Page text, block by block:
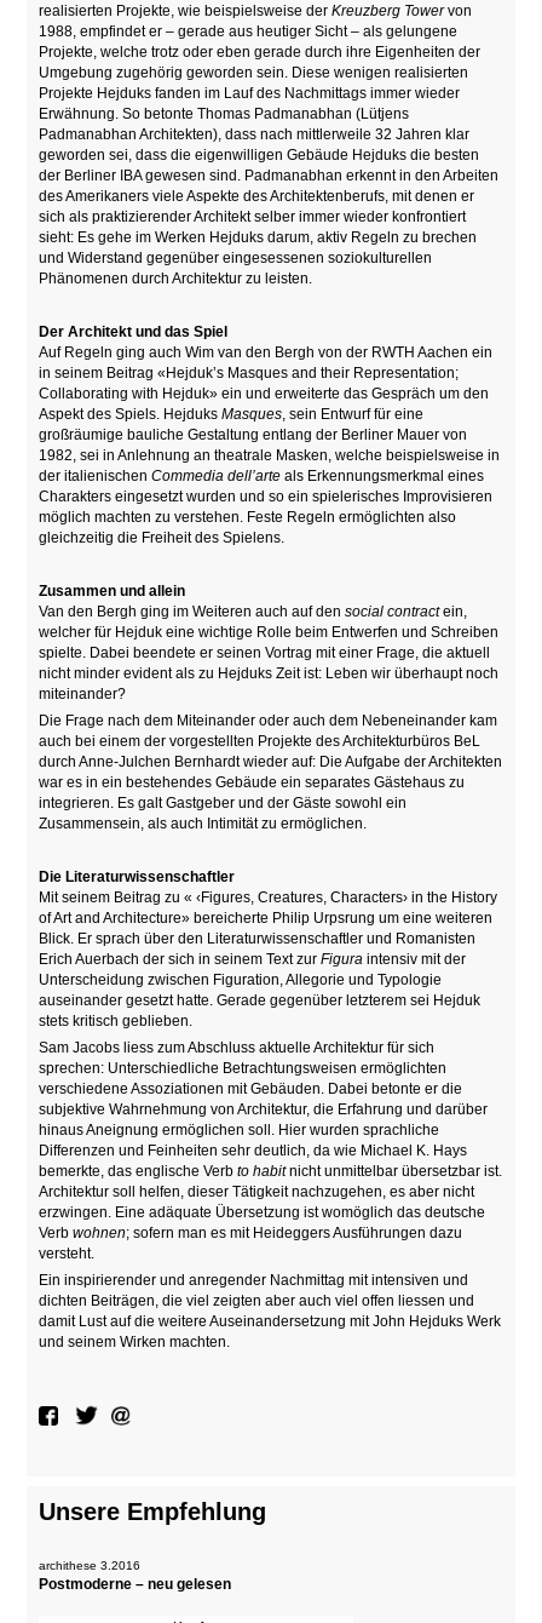
realisierten Projekte, wie beispielsweise derKreuzberg Towervon
1988, empfindet er – gerade aus heutiger Sicht – als gelungene
Projekte, welche trotz oder eben gerade durch ihre Eigenheiten der
Umgebung zugehörig geworden sein. Diese wenigen realisierten
Projekte Hejduks fanden im Lauf des Nachmittags immer wieder
Erwähnung. So betonte Thomas Padmanabhan (Lütjens
Padmanabhan Architekten), dass nach mittlerweile 32 Jahren klar
geworden sei, dass die eigenwilligen Gebäude Hejduks die besten
der Berliner IBA gewesen sind. Padmanabhan erkennt in den Arbeiten
des Amerikaners viele Aspekte des Architektenberufs, mit denen er
sich als praktizierender Architekt selber immer wieder konfrontiert
sieht: Es gehe im Werken Hejduks darum, aktiv Regeln zu brechen
und Widerstand gegenüber eingesessenen soziokulturellen
Phänomenen durch Architektur zu leisten.
Der Architekt und das Spiel
Auf Regeln ging auch Wim van den Bergh von der RWTH Aachen ein
in seinem Beitrag «Hejduk’s Masques and their Representation;
Collaborating with Hejduk» ein und erweiterte das Gespräch um den
Aspekt des Spiels. HejduksMasques, sein Entwurf für eine
großräumige bauliche Gestaltung entlang der Berliner Mauer von
1982, sei in Anlehnung an theatrale Masken, welche beispielsweise in
der italienischenCommedia dell’arte als Erkennungsmerkmal eines
Charakters eingesetzt wurden und so ein spielerisches Improvisieren
möglich machten zu verstehen. Feste Regeln ermöglichten also
gleichzeitig die Freiheit des Spielens.
Zusammen und allein
Van den Bergh ging im Weiteren auch auf densocial contractein,
welcher für Hejduk eine wichtige Rolle beim Entwerfen und Schreiben
spielte. Dabei beendete er seinen Vortrag mit einer Frage, die aktuell
nicht minder evident als zu Hejduks Zeit ist: Leben wir überhaupt noch
miteinander?
Die Frage nach dem Miteinander oder auch dem Nebeneinander kam
auch bei einem der vorgestellten Projekte des Architekturbüros BeL
durch Anne-Julchen Bernhardt wieder auf: Die Aufgabe der Architekten
war es in ein bestehendes Gebäude ein separates Gästehaus zu
integrieren. Es galt Gastgeber und der Gäste sowohl ein
Zusammensein, als auch Intimität zu ermöglichen.
Die Literaturwissenschaftler
Mit seinem Beitrag zu « ‹Figures, Creatures, Characters› in the History
of Art and Architecture» bereicherte Philip Urpsrung um eine weiteren
Blick. Er sprach über den Literaturwissenschaftler und Romanisten
Erich Auerbach der sich in seinem Text zurFiguraintensiv mit der
Unterscheidung zwischen Figuration, Allegorie und Typologie
auseinander gesetzt hatte. Gerade gegenüber letzterem sei Hejduk
stets kritisch geblieben.
Sam Jacobs liess zum Abschluss aktuelle Architektur für sich
sprechen: Unterschiedliche Betrachtungsweisen ermöglichten
verschiedene Assoziationen mit Gebäuden. Dabei betonte er die
subjektive Wahrnehmung von Architektur, die Erfahrung und darüber
hinaus Aneignung ermöglichen soll. Hier wurden sprachliche
Differenzen und Feinheiten sehr deutlich, da wie Michael K. Hays
bemerkte, das englische Verbto habitnicht unmittelbar übersetzbar ist.
Architektur soll helfen, dieser Tätigkeit nachzugehen, es aber nicht
erzwingen. Eine adäquate Übersetzung ist womöglich das deutsche
Verbwohnen; sofern man es mit Heideggers Ausführungen dazu
versteht.
Ein inspirierender und anregender Nachmittag mit intensiven und
dichten Beiträgen, die viel zeigten aber auch viel offen liessen und
damit Lust auf die weitere Auseinandersetzung mit John Hejduks Werk
und seinem Wirken machten.
Unsere Empfehlung
archithese 3.2016
Postmoderne – neu gelesen